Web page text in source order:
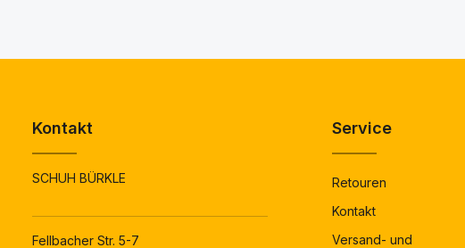
Kontakt
SCHUH BÜRKLE
Fellbacher Str. 5-7
Service
Retouren
Kontakt
Versand- und